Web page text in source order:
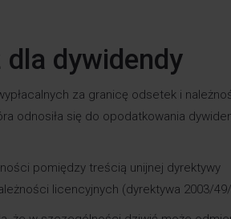
dywidendy
za granicę odsetek i
odnosiła się do opodatkowania
pomiędzy treścią unijnej dyrektywy
licencyjnych (dyrektywa 2003/49/